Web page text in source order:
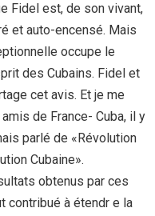
Fidel est, de son vivant,
et auto-encensé. Mais
occupe le
des Cubains. Fidel et
cet avis. Et je me
de France- Cuba, il y
parlé de «Révolution
Cubaine».
obtenus par ces
contribué à étendr e la